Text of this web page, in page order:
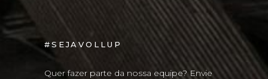
#SEJAVOLLUP
Quer fazer parte da nossa equipe? Envie